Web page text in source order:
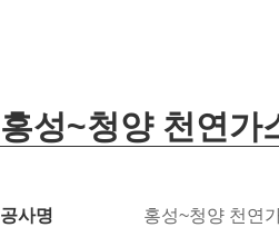
홍성~청양 천연가
공사명 홍성~청양 천연